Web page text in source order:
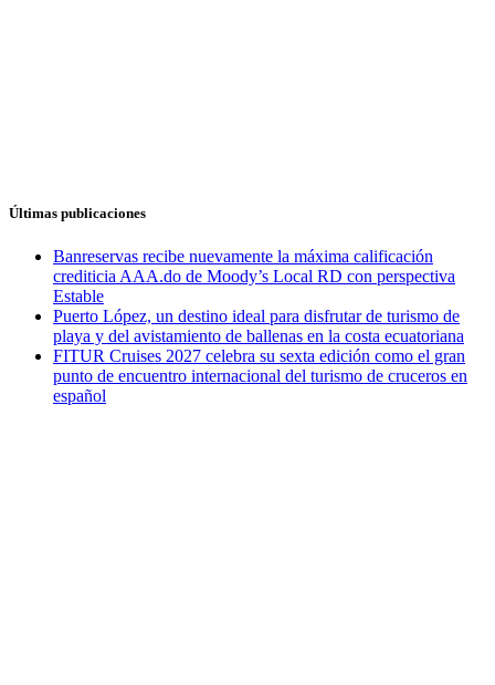
Últimas publicaciones
Banreservas recibe nuevamente la máxima calificación
crediticia AAA.do de Moody’s Local RD con perspectiva
Estable
Puerto López, un destino ideal para disfrutar de turismo de
playa y del avistamiento de ballenas en la costa ecuatoriana
FITUR Cruises 2027 celebra su sexta edición como el gran
punto de encuentro internacional del turismo de cruceros en
español